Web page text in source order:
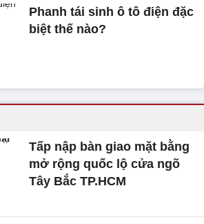
Phanh tái sinh ô tô điện đặc
biệt thế nào?
Tấp nập bàn giao mặt bằng
mở rộng quốc lộ cửa ngõ
Tây Bắc TP.HCM